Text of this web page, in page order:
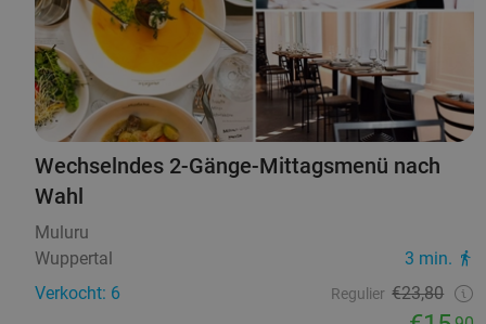
Wechselndes 2-Gänge-Mittagsmenü nach
Wahl
Muluru
Wuppertal
3 min.
Verkocht: 6
Regulier €23,80